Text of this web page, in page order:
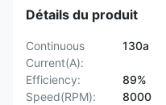
Détails du produit
Continuous
Current(A):
130a
Efficiency:
89%
Speed(RPM):
8000